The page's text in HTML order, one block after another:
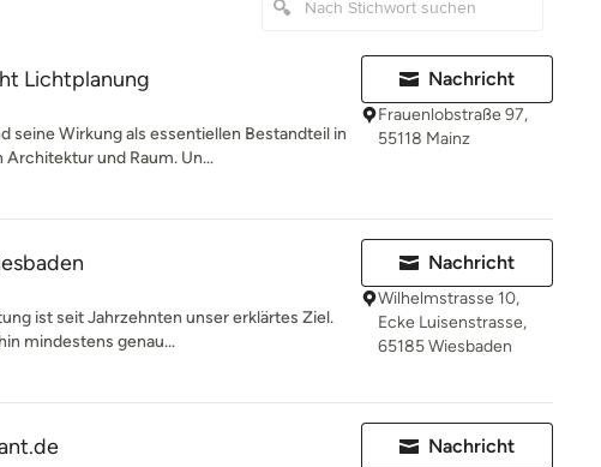
Lichtplanung
seine Wirkung als essentiellen Bestandteil in
und Raum. Un...
Nachricht
Frauenlobstraße 97,
55118 Mainz
ist seit Jahrzehnten unser erklärtes Ziel.
mindestens genau...
Nachricht
Wilhelmstrasse 10,
Ecke Luisenstrasse,
65185 Wiesbaden
Nachricht